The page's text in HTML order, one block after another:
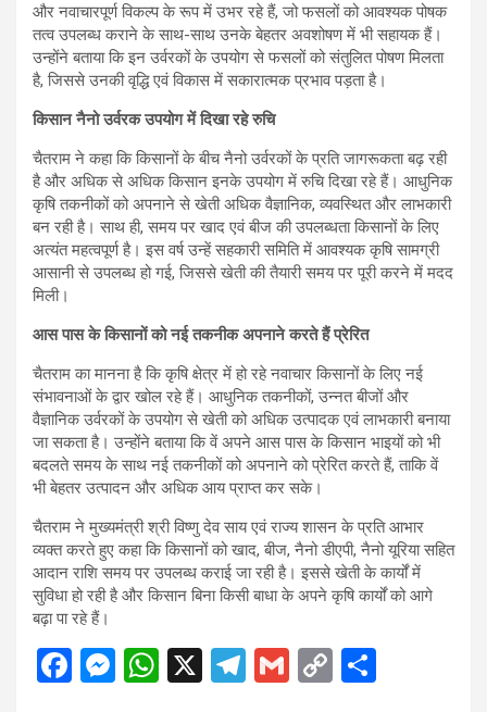
और नवाचारपूर्ण विकल्प के रूप में उभर रहे हैं, जो फसलों को आवश्यक पोषक
तत्व उपलब्ध कराने के साथ-साथ उनके बेहतर अवशोषण में भी सहायक हैं।
उन्होंने बताया कि इन उर्वरकों के उपयोग से फसलों को संतुलित पोषण मिलता
है, जिससे उनकी वृद्धि एवं विकास में सकारात्मक प्रभाव पड़ता है।
किसान नैनो उर्वरक उपयोग में दिखा रहे रुचि
चैतराम ने कहा कि किसानों के बीच नैनो उर्वरकों के प्रति जागरूकता बढ़ रही
है और अधिक से अधिक किसान इनके उपयोग में रुचि दिखा रहे हैं। आधुनिक
कृषि तकनीकों को अपनाने से खेती अधिक वैज्ञानिक, व्यवस्थित और लाभकारी
बन रही है। साथ ही, समय पर खाद एवं बीज की उपलब्धता किसानों के लिए
अत्यंत महत्वपूर्ण है। इस वर्ष उन्हें सहकारी समिति में आवश्यक कृषि सामग्री
आसानी से उपलब्ध हो गई, जिससे खेती की तैयारी समय पर पूरी करने में मदद
मिली।
आस पास के किसानों को नई तकनीक अपनाने करते हैं प्रेरित
चैतराम का मानना है कि कृषि क्षेत्र में हो रहे नवाचार किसानों के लिए नई
संभावनाओं के द्वार खोल रहे हैं। आधुनिक तकनीकों, उन्नत बीजों और
वैज्ञानिक उर्वरकों के उपयोग से खेती को अधिक उत्पादक एवं लाभकारी बनाया
जा सकता है। उन्होंने बताया कि वें अपने आस पास के किसान भाइयों को भी
बदलते समय के साथ नई तकनीकों को अपनाने को प्रेरित करते हैं, ताकि वें
भी बेहतर उत्पादन और अधिक आय प्राप्त कर सके।
चैतराम ने मुख्यमंत्री श्री विष्णु देव साय एवं राज्य शासन के प्रति आभार
व्यक्त करते हुए कहा कि किसानों को खाद, बीज, नैनो डीएपी, नैनो यूरिया सहित
आदान राशि समय पर उपलब्ध कराई जा रही है। इससे खेती के कार्यों में
सुविधा हो रही है और किसान बिना किसी बाधा के अपने कृषि कार्यों को आगे
बढ़ा पा रहे हैं।
F
M W X
T
G
C